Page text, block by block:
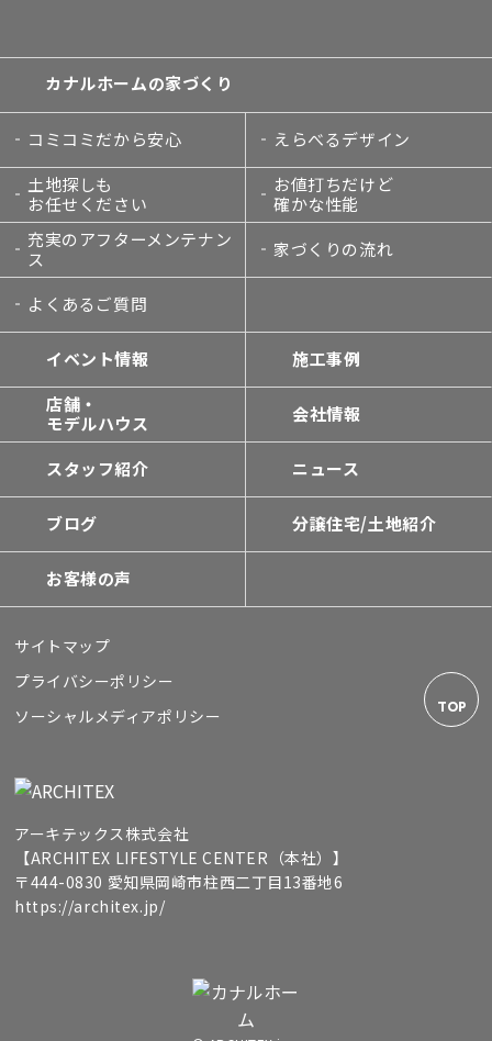
TOP
カナルホームの家づくり
コミコミだから安心
えらべるデザイン
土地探しも
お任せください
お値打ちだけど
確かな性能
充実のアフターメンテナン
ス
家づくりの流れ
よくあるご質問
イベント情報
施工事例
店舗・
モデルハウス
会社情報
スタッフ紹介 ニュース
ブログ 分譲住宅/土地紹介
お客様の声
サイトマップ
プライバシーポリシー
ソーシャルメディアポリシー
アーキテックス株式会社
【ARCHITEX LIFESTYLE CENTER（本社）】
〒444-0830 愛知県岡崎市柱西二丁目13番地6
https://architex.jp/